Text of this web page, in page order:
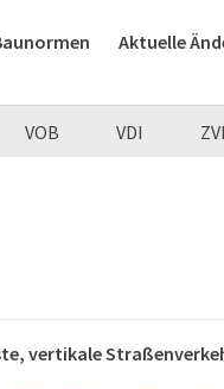
Aktuelle
VOB VDI
vertikale